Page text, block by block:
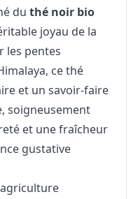
du thé noir bio
joyau de la
les pentes
ce thé
et un savoir-faire
soigneusement
et une fraîcheur
gustative